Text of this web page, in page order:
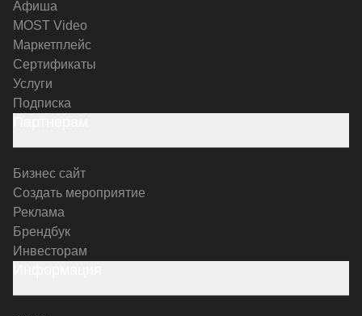
Афиша
MOST Video
Маркетплейс
Сертификаты
Услуги
Подписка
Бизнес сайт
Создать мероприятие
Реклама
Брендбук
Инвесторам